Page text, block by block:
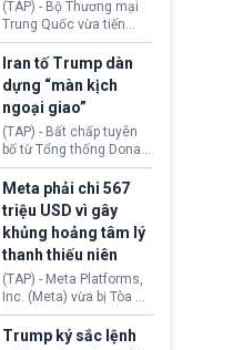
(TAP) - Bộ Thương mại
Trung Quốc vừa tiến
hành áp đặt lệnh trừng
phạt lên hàng loạt thực
thể và siết chặt kiểm
soát xuất khẩu máy bay
không người lái (UAV)
sang Hoa Kỳ. Động thái
này nhằm đáp trả các
biện pháp hạn chế
thương mại, áp thuế mới
cùng lệnh cấm công
nghệ gần đây từ phía
Washington.
Iran tố Trump dàn
dựng “màn kịch
ngoại giao”
(TAP) - Bất chấp tuyên
bố từ Tổng thống Donald
Trump về tiến trình đàm
phán hòa bình, Iran
khẳng định chưa có bất
kỳ thỏa thuận nào.
Tehran cho rằng, Hoa Kỳ
chỉ đang dàn dựng “màn
kịch ngoại giao” để xoa
dịu căng thẳng.
Meta phải chi 567
triệu USD vì gây
khủng hoảng tâm lý
thanh thiếu niên
(TAP) - Meta Platforms,
Inc. (Meta) vừa bị Tòa án
bang New Mexico yêu
cầu đóng góp 567 triệu
Trump ký sắc lệnh